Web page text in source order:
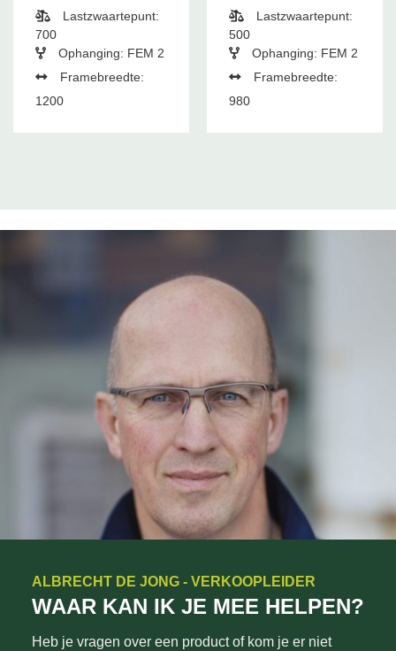
Lastzwaartepunt:
700
Ophanging: FEM 2
Framebreedte:
1200
Lastzwaartepunt:
500
Ophanging: FEM 2
Framebreedte:
980
ALBRECHT DE JONG - VERKOOPLEIDER
WAAR KAN IK JE MEE HELPEN?
Heb je vragen over een product of kom je er niet